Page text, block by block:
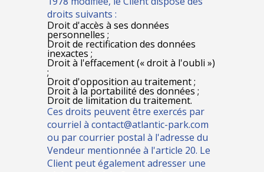
droits suivants :
Droit d'accès à ses données
personnelles ;
Droit de rectification des données
inexactes ;
Droit à l'effacement (« droit à l'oubli »)
;
Droit d'opposition au traitement ;
Droit à la portabilité des données ;
Droit de limitation du traitement.
Ces droits peuvent être exercés par
courriel à contact@atlantic-park.com
ou par courrier postal à l'adresse du
Vendeur mentionnée à l'article 20. Le
Client peut également adresser une